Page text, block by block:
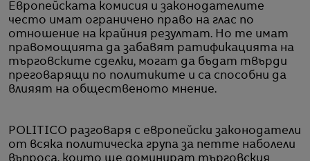
Европейската комисия и законодателите
често имат ограничено право на глас по
отношение на крайния резултат. Но те имат
правомощията да забавят ратификацията на
търговските сделки, могат да бъдат твърди
преговарящи по политиките и са способни да
влияят на общественото мнение.
POLITICO разговаря с европейски законодатели
от всяка политическа група за петте наболели
въпроса, които ще доминират търговския